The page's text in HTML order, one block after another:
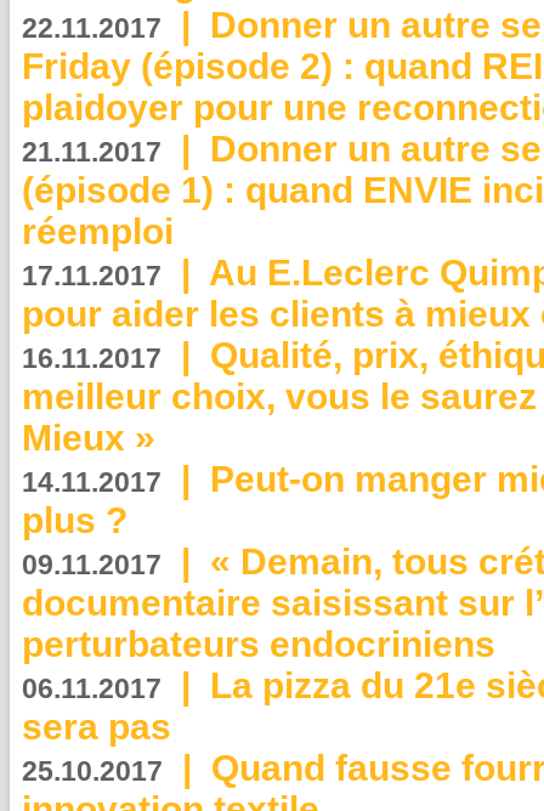
22.11.2017 | Donner un autre
Friday (épisode 2) : quand
plaidoyer pour une
21.11.2017 | Donner un autre
(épisode 1) : quand ENVIE
réemploi
17.11.2017 | Au E.Leclerc
pour aider les clients à
16.11.2017 | Qualité, prix,
meilleur choix, vous le
Mieux »
14.11.2017 | Peut-on manger
plus ?
09.11.2017 | « Demain, tous
documentaire saisissant sur
perturbateurs endocriniens
06.11.2017 | La pizza du 21e
sera pas
25.10.2017 | Quand fausse